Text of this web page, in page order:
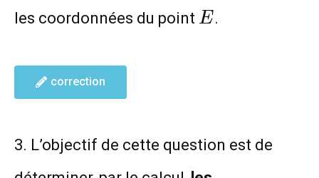
les coordonnées du point E
E.
correction
3. L’objectif de cette question est de